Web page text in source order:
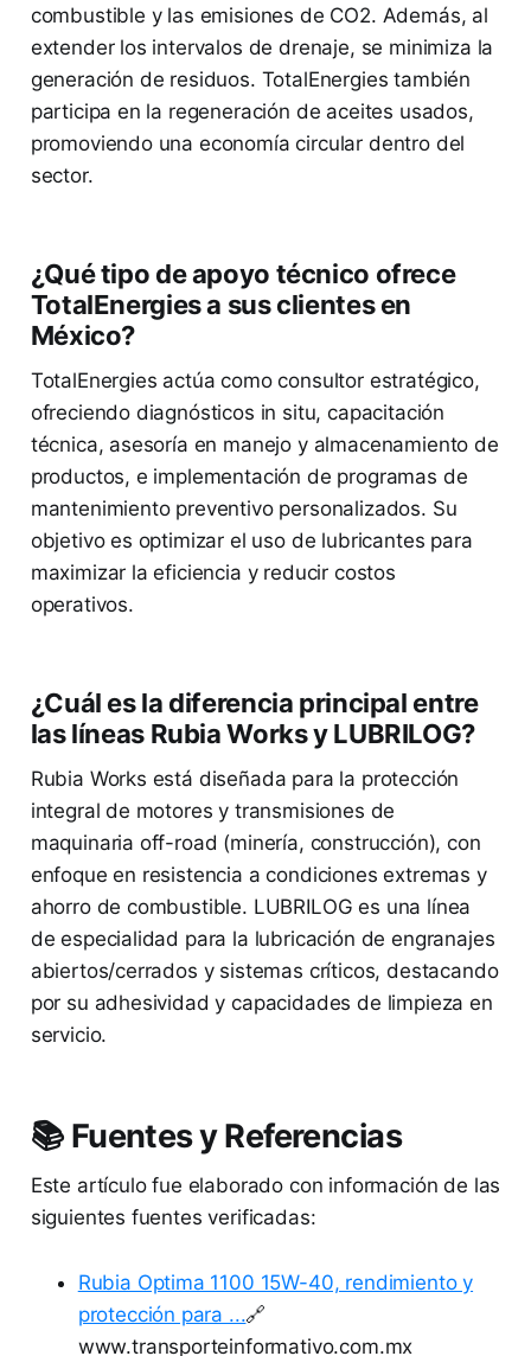
combustible y las emisiones de CO2. Además, al
extender los intervalos de drenaje, se minimiza la
generación de residuos. TotalEnergies también
participa en la regeneración de aceites usados,
promoviendo una economía circular dentro del
sector.
¿Qué tipo de apoyo técnico ofrece
TotalEnergies a sus clientes en
México?
TotalEnergies actúa como consultor estratégico,
ofreciendo diagnósticos in situ, capacitación
técnica, asesoría en manejo y almacenamiento de
productos, e implementación de programas de
mantenimiento preventivo personalizados. Su
objetivo es optimizar el uso de lubricantes para
maximizar la eficiencia y reducir costos
operativos.
¿Cuál es la diferencia principal entre
las líneas Rubia Works y LUBRILOG?
Rubia Works está diseñada para la protección
integral de motores y transmisiones de
maquinaria off-road (minería, construcción), con
enfoque en resistencia a condiciones extremas y
ahorro de combustible. LUBRILOG es una línea
de especialidad para la lubricación de engranajes
abiertos/cerrados y sistemas críticos, destacando
por su adhesividad y capacidades de limpieza en
servicio.
📚 Fuentes y Referencias
Este artículo fue elaborado con información de las
siguientes fuentes verificadas:
Rubia Optima 1100 15W-40, rendimiento y
protección para ...🔗
www.transporteinformativo.com.mx